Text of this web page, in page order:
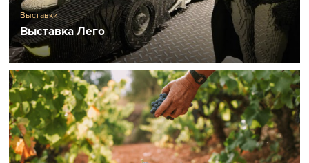
Выставки
Выставка Лего